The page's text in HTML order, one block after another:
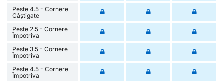
Peste 4.5 - Cornere
Câștigate
Peste 2.5 - Cornere
Împotriva
Peste 3.5 - Cornere
Împotriva
Peste 4.5 - Cornere
Împotriva